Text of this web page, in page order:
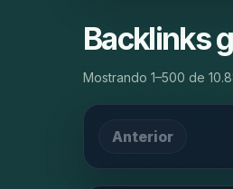
Backlinks
Mostrando 1–500 de
Anterior